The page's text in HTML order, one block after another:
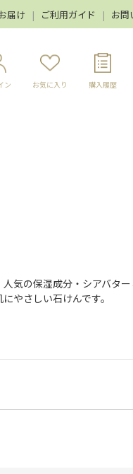
届け ご利用ガイド お問
ン お気に入り 購入履歴
気の保湿成分・シアバター
やさしい石けんです。